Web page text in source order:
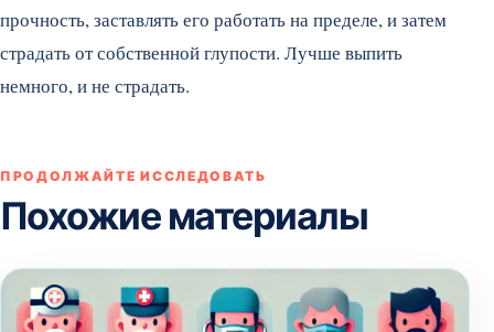
прочность, заставлять его работать на пределе, и затем
страдать от собственной глупости. Лучше выпить
немного, и не страдать.
ПРОДОЛЖАЙТЕ ИССЛЕДОВАТЬ
Похожие материалы